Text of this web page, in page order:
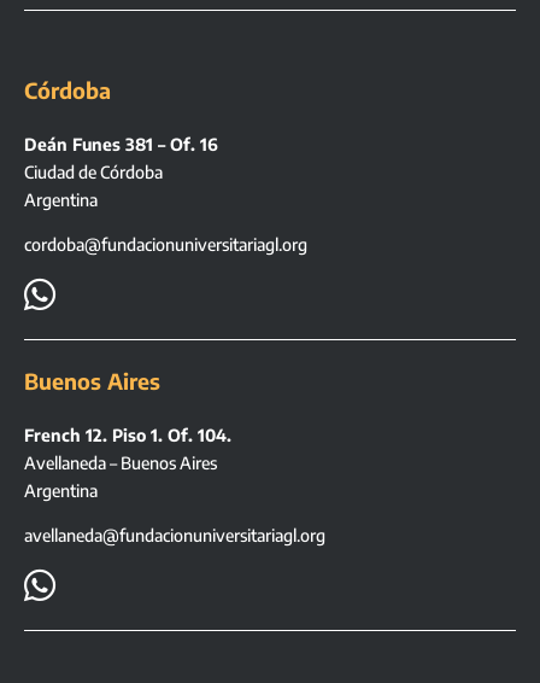
Córdoba
Deán Funes 381 – Of. 16
Ciudad de Córdoba
Argentina
cordoba@fundacionuniversitariagl.org

Buenos Aires
French 12. Piso 1. Of. 104.
Avellaneda – Buenos Aires
Argentina
avellaneda@fundacionuniversitariagl.org
